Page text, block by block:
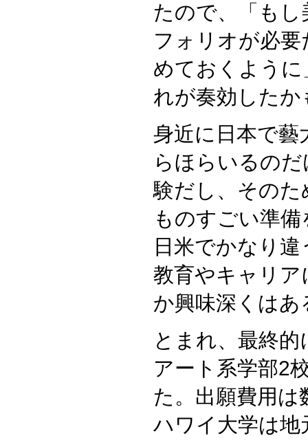
たので、「も
フォリオが必
めておくよう
れが奏効した
身近に日本で藝
らほらいるの
験だし、その
ものすごい準
日米でかなり
教育やキャリ
か興味深くはあ
とまれ、最終
アート系学部2
た。出願費用
ハワイ大学は地